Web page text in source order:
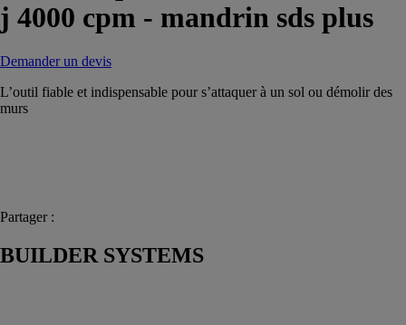
j 4000 cpm - mandrin sds plus
Demander un devis
L’outil fiable et indispensable pour s’attaquer à un sol ou démolir des
murs
Partager :
BUILDER SYSTEMS